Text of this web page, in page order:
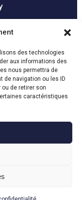
des technologies
aux informations des
nous permettra de
de navigation ou les ID
de retirer son
caractéristiques
sur vos
plans
de cookies